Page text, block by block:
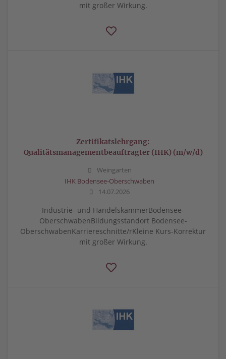
mit großer Wirkung.
Zertifikatslehrgang:
Qualitätsmanagementbeauftragter (IHK) (m/w/d)
Weingarten
IHK Bodensee-Oberschwaben
14.07.2026
Industrie- und HandelskammerBodensee-
OberschwabenBildungsstandort Bodensee-
OberschwabenKarriereschnitte/rKleine Kurs-Korrektur
mit großer Wirkung.